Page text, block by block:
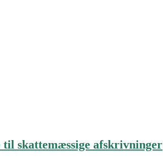
skattemæssige afskrivninger